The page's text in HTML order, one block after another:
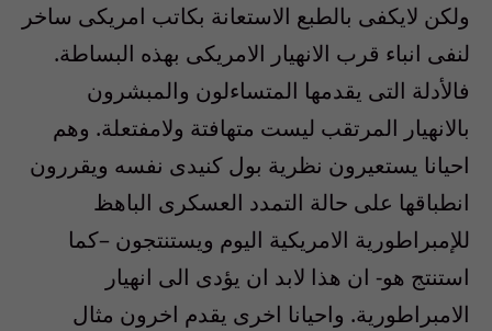
ولكن لايكفى بالطبع الاستعانة بكاتب امريكى ساخر
لنفى انباء قرب الانهيار الامريكى بهذه البساطة.
فالأدلة التى يقدمها المتساءلون والمبشرون
بالانهيار المرتقب ليست متهافتة ولامفتعلة. وهم
احيانا يستعيرون نظرية بول كنيدى نفسه ويقررون
انطباقها على حالة التمدد العسكرى الباهظ
للإمبراطورية الامريكية اليوم ويستنتجون –كما
استنتج هو- ان هذا لابد ان يؤدى الى انهيار
الامبراطورية. واحيانا اخرى يقدم اخرون مثال